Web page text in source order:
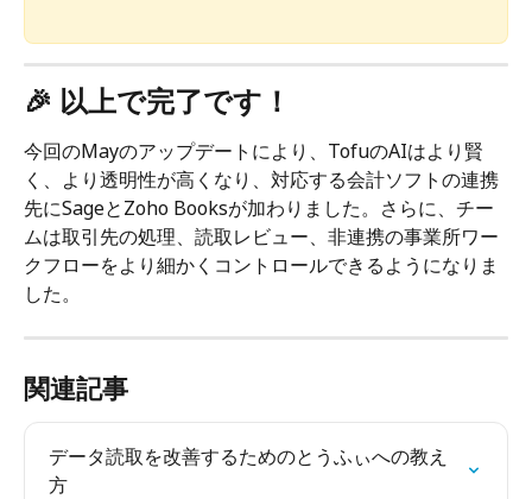
🎉 以上で完了です！
今回のMayのアップデートにより、TofuのAIはより賢
く、より透明性が高くなり、対応する会計ソフトの連携
先にSageとZoho Booksが加わりました。さらに、チー
ムは取引先の処理、読取レビュー、非連携の事業所ワー
クフローをより細かくコントロールできるようになりま
した。
関連記事
データ読取を改善するためのとうふぃへの教え
方